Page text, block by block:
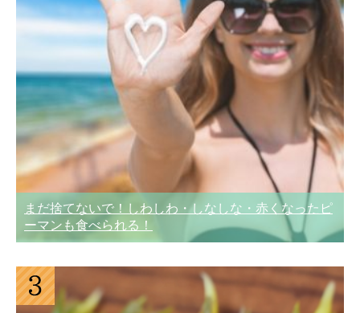
まだ捨てないで！しわしわ・しなしな・赤くなったピ
ーマンも食べられる！